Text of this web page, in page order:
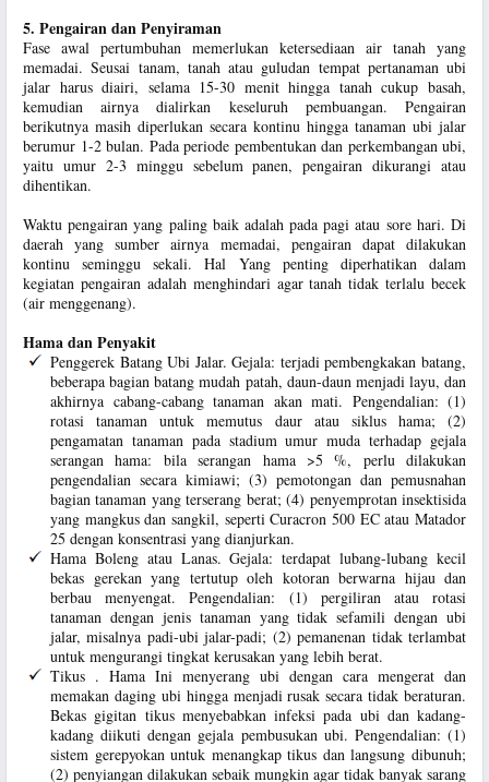
5. Pengairan dan Penyiraman
Fase awal pertumbuhan memerlukan ketersediaan air tanah yang
memadai. Seusai tanam, tanah atau guludan tempat pertanaman ubi
jalar harus diairi, selama 15-30 menit hingga tanah cukup basah,
kemudian airnya dialirkan keseluruh pembuangan. Pengairan
berikutnya masih diperlukan secara kontinu hingga tanaman ubi jalar
berumur 1-2 bulan. Pada periode pembentukan dan perkembangan ubi,
yaitu umur 2-3 minggu sebelum panen, pengairan dikurangi atau
dihentikan.
Waktu pengairan yang paling baik adalah pada pagi atau sore hari. Di
daerah yang sumber airnya memadai, pengairan dapat dilakukan
kontinu seminggu sekali. Hal Yang penting diperhatikan dalam
kegiatan pengairan adalah menghindari agar tanah tidak terlalu becek
(air menggenang).
Hama dan Penyakit
Penggerek Batang Ubi Jalar. Gejala: terjadi pembengkakan batang,
beberapa bagian batang mudah patah, daun-daun menjadi layu, dan
akhirnya cabang-cabang tanaman akan mati. Pengendalian: (1)
rotasi tanaman untuk memutus daur atau siklus hama; (2)
pengamatan tanaman pada stadium umur muda terhadap gejala
serangan hama: bila serangan hama >5 %, perlu dilakukan
pengendalian secara kimiawi; (3) pemotongan dan pemusnahan
bagian tanaman yang terserang berat; (4) penyemprotan insektisida
yang mangkus dan sangkil, seperti Curacron 500 EC atau Matador
25 dengan konsentrasi yang dianjurkan.
Hama Boleng atau Lanas. Gejala: terdapat lubang-lubang kecil
bekas gerekan yang tertutup oleh kotoran berwarna hijau dan
berbau menyengat. Pengendalian: (1) pergiliran atau rotasi
tanaman dengan jenis tanaman yang tidak sefamili dengan ubi
jalar, misalnya padi-ubi jalar-padi; (2) pemanenan tidak terlambat
untuk mengurangi tingkat kerusakan yang lebih berat.
Tikus . Hama Ini menyerang ubi dengan cara mengerat dan
memakan daging ubi hingga menjadi rusak secara tidak beraturan.
Bekas gigitan tikus menyebabkan infeksi pada ubi dan kadang-
kadang diikuti dengan gejala pembusukan ubi. Pengendalian: (1)
sistem gerepyokan untuk menangkap tikus dan langsung dibunuh;
(2) penyiangan dilakukan sebaik mungkin agar tidak banyak sarang